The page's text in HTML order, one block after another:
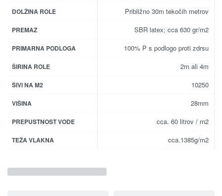
DOLŽINA ROLE Približno 30m tekočih metrov
PREMAZ SBR latex; cca 630 gr/m2
PRIMARNA PODLOGA 100% P s podlogo proti zdrsu
ŠIRINA ROLE 2m ali 4m
ŠIVI NA M2 10250
VIŠINA 28mm
PREPUSTNOST VODE cca. 60 litrov / m2
TEŽA VLAKNA cca.1385g/m2